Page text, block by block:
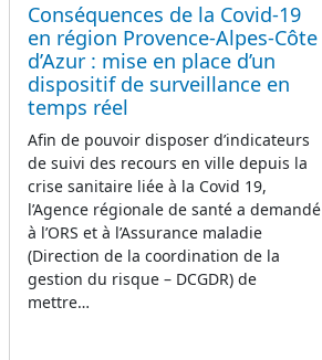
Conséquences de la Covid-19
en région Provence-Alpes-Côte
d’Azur : mise en place d’un
dispositif de surveillance en
temps réel
Afin de pouvoir disposer d’indicateurs
de suivi des recours en ville depuis la
crise sanitaire liée à la Covid 19,
l’Agence régionale de santé a demandé
à l’ORS et à l’Assurance maladie
(Direction de la coordination de la
gestion du risque – DCGDR) de
mettre…